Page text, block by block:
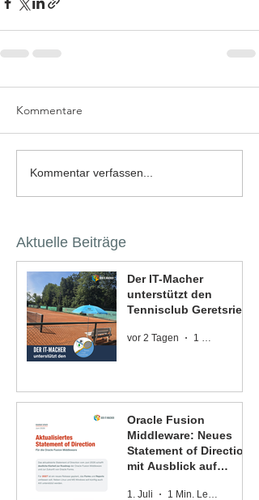
Kommentare
Kommentar verfassen...
Aktuelle Beiträge
Der IT-Macher
unterstützt den
Tennisclub Geretsried
vor 2 Tagen
Oracle Fusion
Middleware: Neues
Statement of Direction
mit Ausblick auf
Oracle Reports
1. Juli